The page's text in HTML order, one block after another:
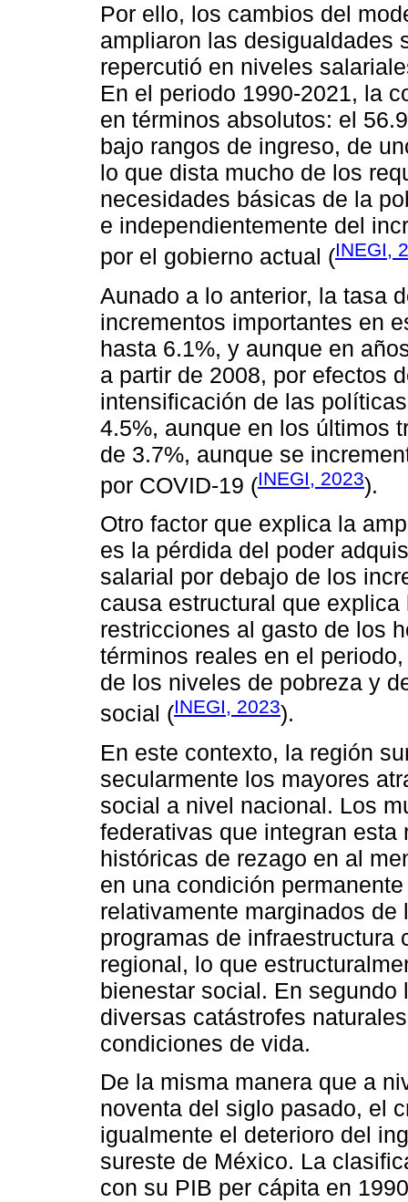
Por ello, los cambios del
ampliaron las desigualdades
repercutió en niveles
En el periodo 1990-2021, la
en términos absolutos: el
bajo rangos de ingreso, de
lo que dista mucho de los
necesidades básicas de la
e independientemente del
por el gobierno actual (INEGI,
Aunado a lo anterior, la tasa
incrementos importantes en
hasta 6.1%, y aunque en
a partir de 2008, por efectos
intensificación de las
4.5%, aunque en los últimos
de 3.7%, aunque se
por COVID-19 (INEGI, 2023).
Otro factor que explica la
es la pérdida del poder
salarial por debajo de los
causa estructural que
restricciones al gasto de los
términos reales en el
de los niveles de pobreza y
social (INEGI, 2023).
En este contexto, la región
secularmente los mayores
social a nivel nacional. Los
federativas que integran
históricas de rezago en al
en una condición
relativamente marginados
programas de infraestructura
regional, lo que
bienestar social. En
diversas catástrofes
condiciones de vida.
De la misma manera que a
noventa del siglo pasado, el
igualmente el deterioro del
sureste de México. La
con su PIB per cápita en